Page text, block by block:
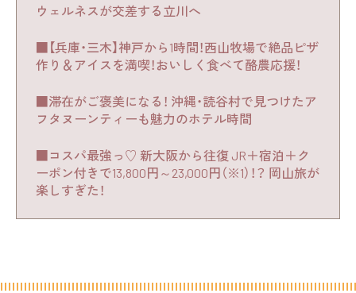
ウェルネスが交差する立川へ
■【兵庫・三木】神戸から1時間！西山牧場で絶品ピザ
作り＆アイスを満喫！おいしく食べて酪農応援！
■滞在がご褒美になる！ 沖縄・読谷村で見つけたア
フタヌーンティーも魅力のホテル時間
■コスパ最強っ♡ 新大阪から往復 JR＋宿泊＋ク
ーポン付きで13,800円～23,000円（※1）！？ 岡山旅が
楽しすぎた！